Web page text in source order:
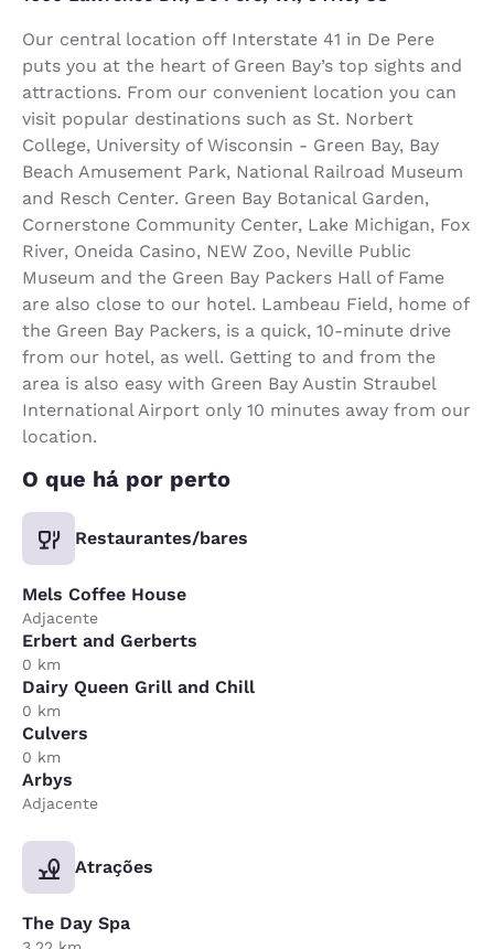
Our central location off Interstate 41 in De Pere
puts you at the heart of Green Bay’s top sights and
attractions. From our convenient location you can
visit popular destinations such as St. Norbert
College, University of Wisconsin - Green Bay, Bay
Beach Amusement Park, National Railroad Museum
and Resch Center. Green Bay Botanical Garden,
Cornerstone Community Center, Lake Michigan, Fox
River, Oneida Casino, NEW Zoo, Neville Public
Museum and the Green Bay Packers Hall of Fame
are also close to our hotel. Lambeau Field, home of
the Green Bay Packers, is a quick, 10-minute drive
from our hotel, as well. Getting to and from the
area is also easy with Green Bay Austin Straubel
International Airport only 10 minutes away from our
location.
O que há por perto
Restaurantes/bares
Mels Coffee House
Adjacente
Erbert and Gerberts
0 km
Dairy Queen Grill and Chill
0 km
Culvers
0 km
Arbys
Adjacente
Atrações
The Day Spa